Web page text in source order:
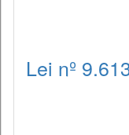
Lei nº